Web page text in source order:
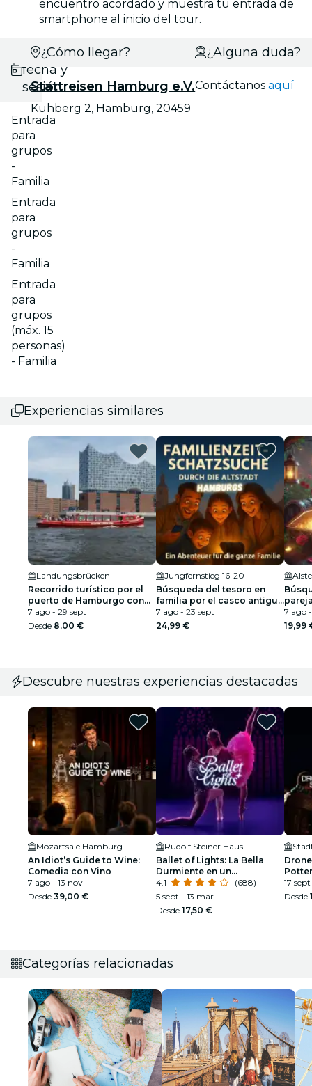
encuentro acordado y muestra tu entrada de
smartphone al inicio del tour.
Selecciona
fecha y
sesión
Entrada
para
grupos
-
Familia
Entrada
para
grupos
-
Familia
Entrada
para
grupos
(máx. 15
personas)
- Familia
¿Cómo llegar?
Stattreisen Hamburg e.V.
Kuhberg 2, Hamburg, 20459
¿Alguna duda?
Contáctanosaquí
Experiencias similares
Landungsbrücken
Recorrido turístico por el
puerto de Hamburgo con
paradas libres
7 ago - 29 sept
Desde 8,00 €
Jungfernstieg 16-20
Búsqueda del tesoro en
familia por el casco antiguo
de Hamburgo
7 ago - 23 sept
24,99 €
7 ago
19,99
Descubre nuestras experiencias destacadas
Mozartsäle Hamburg
An Idiot’s Guide to Wine:
Comedia con Vino
7 ago - 13 nov
Desde 39,00 €
Rudolf Steiner Haus
Ballet of Lights: La Bella
Durmiente en un
espectáculo deslumbrante
4.1
(688)
5 sept - 13 mar
Desde 17,50 €
17 sept
Desde
Categorías relacionadas